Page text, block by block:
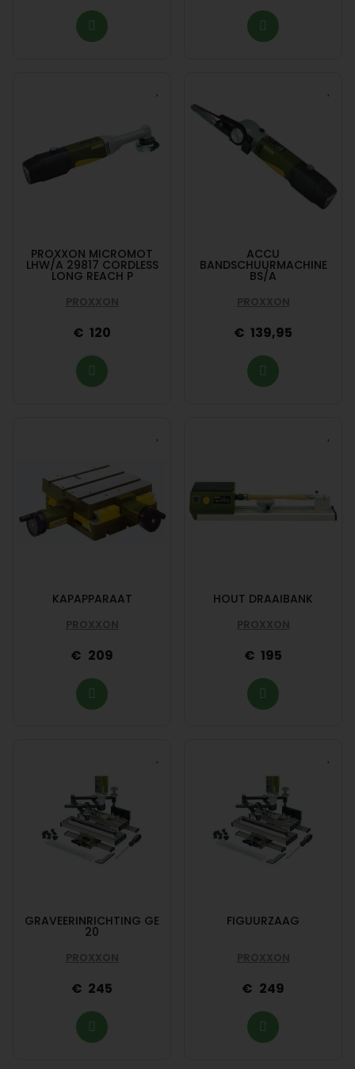
PROXXON MICROMOT
LHW/A 29817 CORDLESS
LONG REACH P
PROXXON
120
ACCU
BANDSCHUURMACHINE
BS/A
PROXXON
139,95
KAPAPPARAAT
PROXXON
209
HOUT DRAAIBANK
PROXXON
195
GRAVEERINRICHTING GE
20
PROXXON
245
FIGUURZAAG
PROXXON
249